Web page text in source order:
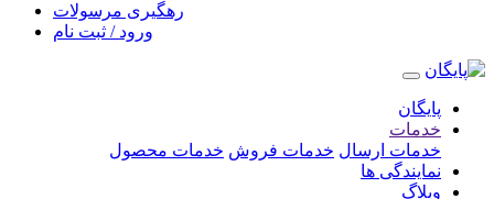
رهگيری مرسولات
ورود / ثبت نام
پایگان
خدمات
خدمات ارسال خدمات فروش خدمات محصول
نمایندگی ها
وبلاگ